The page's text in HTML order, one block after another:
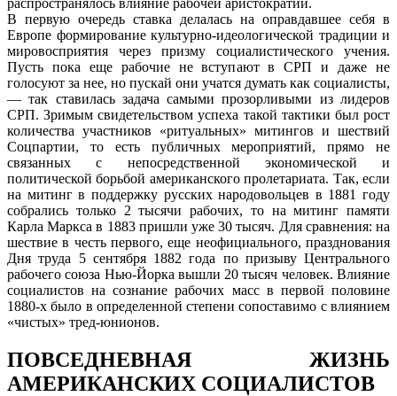
В первую очередь ставка делалась на оправдавшее себя в
Европе формирование культурно-идеологической традиции и
мировосприятия через призму социалистического учения.
Пусть пока еще рабочие не вступают в СРП и даже не
голосуют за нее, но пускай они учатся думать как социалисты,
— так ставилась задача самыми прозорливыми из лидеров
СРП. Зримым свидетельством успеха такой тактики был рост
количества участников «ритуальных» митингов и шествий
Соцпартии, то есть публичных мероприятий, прямо не
связанных с непосредственной экономической и
политической борьбой американского пролетариата. Так, если
на митинг в поддержку русских народовольцев в 1881 году
собрались только 2 тысячи рабочих, то на митинг памяти
Карла Маркса в 1883 пришли уже 30 тысяч. Для сравнения: на
шествие в честь первого, еще неофициального, празднования
Дня труда 5 сентября 1882 года по призыву Центрального
рабочего союза Нью-Йорка вышли 20 тысяч человек. Влияние
социалистов на сознание рабочих масс в первой половине
1880-х было в определенной степени сопоставимо с влиянием
«чистых» тред-юнионов.
ПОВСЕДНЕВНАЯ ЖИЗНЬ
АМЕРИКАНСКИХ СОЦИАЛИСТОВ